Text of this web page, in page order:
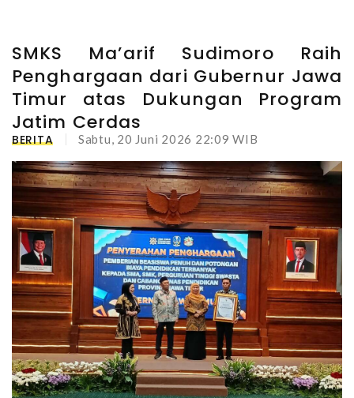
SMKS Ma’arif Sudimoro Raih
Penghargaan dari Gubernur Jawa
Timur atas Dukungan Program
Jatim Cerdas
BERITA Sabtu, 20 Juni 2026 22:09 WIB